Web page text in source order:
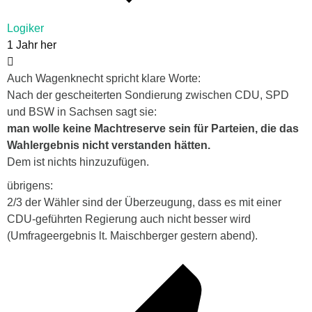
Logiker
1 Jahr her
Auch Wagenknecht spricht klare Worte:
Nach der gescheiterten Sondierung zwischen CDU, SPD
und BSW in Sachsen sagt sie:
man wolle keine Machtreserve sein für Parteien, die das
Wahlergebnis nicht verstanden hätten.
Dem ist nichts hinzuzufügen.
übrigens:
2/3 der Wähler sind der Überzeugung, dass es mit einer
CDU-geführten Regierung auch nicht besser wird
(Umfrageergebnis lt. Maischberger gestern abend).